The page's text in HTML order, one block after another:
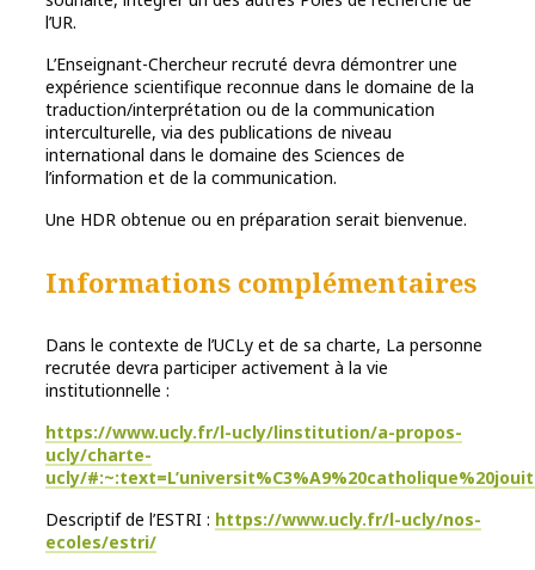
l’UR.
L’Enseignant-Chercheur recruté devra démontrer une
expérience scientifique reconnue dans le domaine de la
traduction/interprétation ou de la communication
interculturelle, via des publications de niveau
international dans le domaine des Sciences de
l’information et de la communication.
Une HDR obtenue ou en préparation serait bienvenue.
Informations complémentaires
Dans le contexte de l’UCLy et de sa charte, La personne
recrutée devra participer activement à la vie
institutionnelle :
https://www.ucly.fr/l-ucly/linstitution/a-propos-
ucly/charte-
ucly/
Descriptif de l’ESTRI : https://www.ucly.fr/l-ucly/nos-
ecoles/estri/